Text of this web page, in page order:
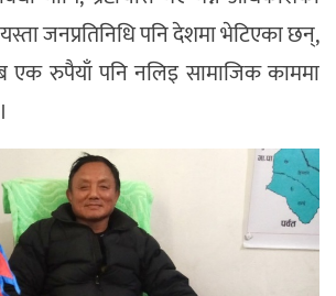
जनप्रतिनिधि पनि देशमा भेटिएका छन्,
रुपैयाँ पनि नलिइ सामाजिक काममा